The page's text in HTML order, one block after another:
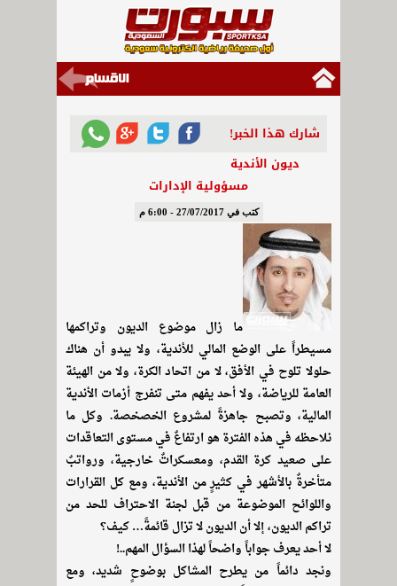
شارك هذا الخبر!
ديون الأندية
مسؤولية الإدارات
كتب في 27/07/2017 - 6:00 م
ما زال موضوع الديون وتراكمها
مسيطراً على الوضع المالي للأندية، ولا يبدو أن هناك
حلولا تلوح في الأفق، لا من اتحاد الكرة، ولا من الهيئة
العامة للرياضة، ولا أحد يفهم متى تنفرج أزمات الأندية
المالية، وتصبح جاهزةً لمشروع الخصخصة. وكل ما
نلاحظه في هذه الفترة هو ارتفاعٌ في مستوى التعاقدات
على صعيد كرة القدم، ومعسكراتٌ خارجية، ورواتبٌ
متأخرةٌ بالأشهر في كثيرٍ من الأندية، ومع كل القرارات
واللوائح الموضوعة من قبل لجنة الاحتراف للحد من
تراكم الديون، إلا أن الديون لا تزال قائمةً… كيف؟
لا أحد يعرف جواباً واضحاً لهذا السؤال المهم..!
ونجد دائماً من يطرح المشاكل بوضوحٍ شديد، ومع